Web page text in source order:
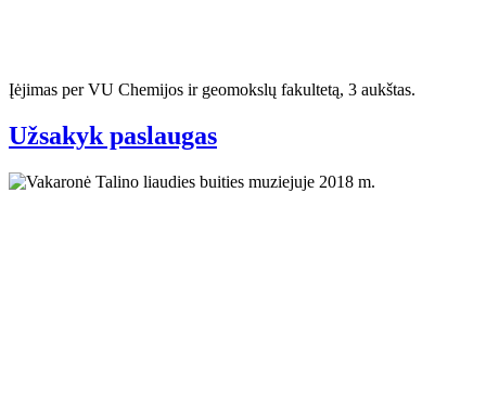
Įėjimas per VU Chemijos ir geomokslų fakultetą, 3 aukštas.
Užsakyk paslaugas